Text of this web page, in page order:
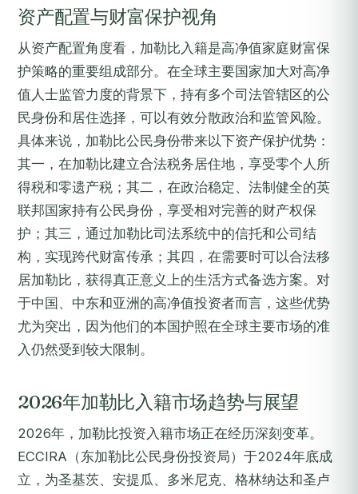
资产配置与财富保护视角
从资产配置角度看，加勒比入籍是高净值家庭财富保
护策略的重要组成部分。在全球主要国家加大对高净
值人士监管力度的背景下，持有多个司法管辖区的公
民身份和居住选择，可以有效分散政治和监管风险。
具体来说，加勒比公民身份带来以下资产保护优势：
其一，在加勒比建立合法税务居住地，享受零个人所
得税和零遗产税；其二，在政治稳定、法制健全的英
联邦国家持有公民身份，享受相对完善的财产权保
护；其三，通过加勒比司法系统中的信托和公司结
构，实现跨代财富传承；其四，在需要时可以合法移
居加勒比，获得真正意义上的生活方式备选方案。对
于中国、中东和亚洲的高净值投资者而言，这些优势
尤为突出，因为他们的本国护照在全球主要市场的准
入仍然受到较大限制。
2026年加勒比入籍市场趋势与展望
2026年，加勒比投资入籍市场正在经历深刻变革。
ECCIRA（东加勒比公民身份投资局）于2024年底成
立，为圣基茨、安提瓜、多米尼克、格林纳达和圣卢